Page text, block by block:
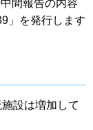
間報告の内容
」を発行します
設は増加して